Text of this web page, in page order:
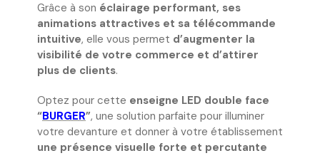
Grâce à son éclairage performant, ses
animations attractives et sa télécommande
intuitive, elle vous permet d’augmenter la
visibilité de votre commerce et d’attirer
plus de clients.
Optez pour cette enseigne LED double face
“BURGER”, une solution parfaite pour illuminer
votre devanture et donner à votre établissement
une présence visuelle forte et percutante